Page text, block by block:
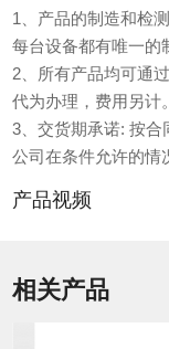
1、产品的制造和检
每台设备都有唯一的
2、所有产品均可通
代为办理，费用另计。
3、交货期承诺: 按
公司在条件允许的情
产品视频
相关产品